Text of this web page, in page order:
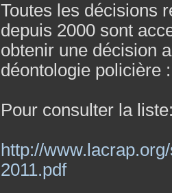
Toutes les décisions
depuis 2000 sont
obtenir une décision
déontologie policière
Pour consulter la
http://
2011.pdf